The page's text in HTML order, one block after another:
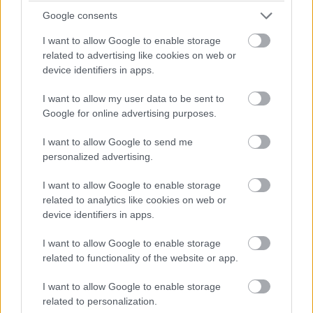
Google consents
I want to allow Google to enable storage
related to advertising like cookies on web or
device identifiers in apps.
I want to allow my user data to be sent to
Google for online advertising purposes.
I want to allow Google to send me
personalized advertising.
I want to allow Google to enable storage
related to analytics like cookies on web or
device identifiers in apps.
I want to allow Google to enable storage
related to functionality of the website or app.
I want to allow Google to enable storage
related to personalization.
Brundle hozza majd a célba a P2 5-6. helyéért
Inter Europol, minden elismerést megérdemelnek.
Amit viszont le lehetne, az Frijns 10 másodperces
hátránya Yifeijel szemben... Csakhogy van valami baj a #31-es
biztosan veszítenek majd.
A Próban Pier Guidi és Garcia között 50 másodperc
van. Ezt egy safety car éppen-éppen lenullázhatja még, de
erőből ezt még annyira se lehet itt ledolgozni, ahogy a 100-at
A különbség nagyjából 1:40, lesz még 20 kör, ez
körönként 5 másodpercet jelentene. Erőből nem nagyon lehet